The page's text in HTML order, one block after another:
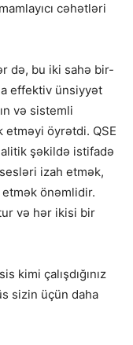
cəhətləri
də, bu iki sahə bir-
effektiv ünsiyyət
və sistemli
etməyi öyrətdi. QSE
şəkildə istifadə
izah etmək,
etmək önəmlidir.
və hər ikisi bir
kimi çalışdığınız
sizin üçün daha